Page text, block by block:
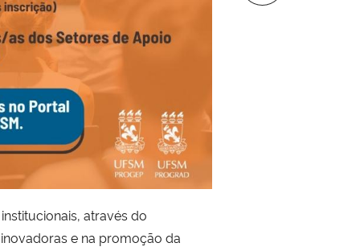
através do
e na promoção da